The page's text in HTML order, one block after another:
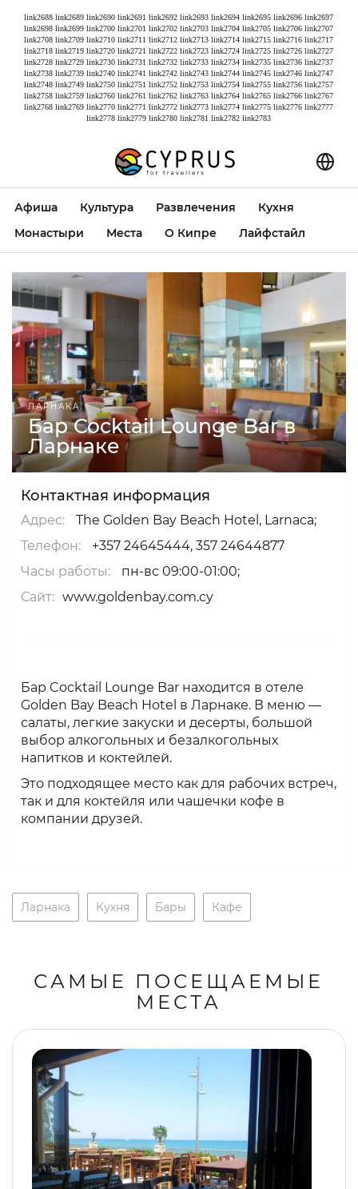
link2688 link2689 link2690 link2691 link2692 link2693 link2694 link2695 link2696 link2697
link2698 link2699 link2700 link2701 link2702 link2703 link2704 link2705 link2706 link2707
link2708 link2709 link2710 link2711 link2712 link2713 link2714 link2715 link2716 link2717
link2718 link2719 link2720 link2721 link2722 link2723 link2724 link2725 link2726 link2727
link2728 link2729 link2730 link2731 link2732 link2733 link2734 link2735 link2736 link2737
link2738 link2739 link2740 link2741 link2742 link2743 link2744 link2745 link2746 link2747
link2748 link2749 link2750 link2751 link2752 link2753 link2754 link2755 link2756 link2757
link2758 link2759 link2760 link2761 link2762 link2763 link2764 link2765 link2766 link2767
link2768 link2769 link2770 link2771 link2772 link2773 link2774 link2775 link2776 link2777
link2778 link2779 link2780 link2781 link2782 link2783
Афиша Культура Развлечения
Кухня
Монастыри
Места О Кипре Лайфстайл
ЛАРНАКА
Бар Cocktail Lounge Bar в
Ларнаке
Контактная информация
Адрес:
The Golden Bay Beach Hotel, Larnaca;
Телефон:
+357 24645444, 357 24644877
Часы работы:
пн-вс 09:00-01:00;
Сайт: www.goldenbay.com.cy
Бар Cocktail Lounge Bar находится в отеле
Golden Bay Beach Hotel в Ларнаке. В меню —
салаты, легкие закуски и десерты, большой
выбор алкогольных и безалкогольных
напитков и коктейлей.
Это подходящее место как для рабочих встреч,
так и для коктейля или чашечки кофе в
компании друзей.
Ларнака Кухня Бары Кафе
САМЫЕ ПОСЕЩАЕМЫЕ
МЕСТА